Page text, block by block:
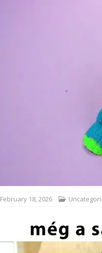
February 18, 2026